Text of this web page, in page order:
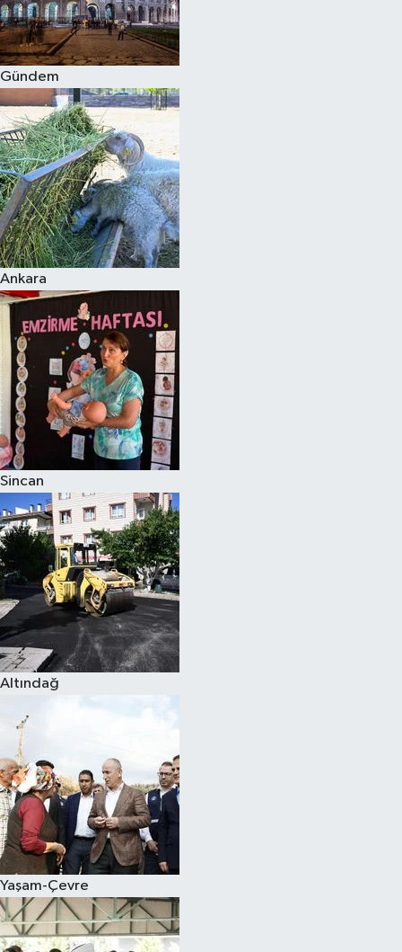
Gündem
Ankara
Sincan
Altındağ
Yaşam-Çevre
Spor
Burç Yorumları
Çocuk
Eğitim
Hava Durumu
Kadın
Kim kimdir?
Kültür Sanat
Sağlık
Siyaset
Teknoloji
Televizyon
Yaşam-Çevre